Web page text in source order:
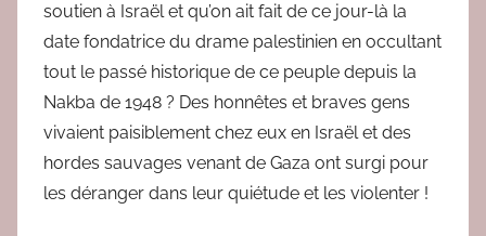
soutien à Israël et qu’on ait fait de ce jour-là la
date fondatrice du drame palestinien en occultant
tout le passé historique de ce peuple depuis la
Nakba de 1948 ? Des honnêtes et braves gens
vivaient paisiblement chez eux en Israël et des
hordes sauvages venant de Gaza ont surgi pour
les déranger dans leur quiétude et les violenter !